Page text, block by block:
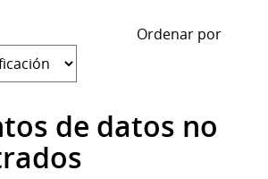
Ordenar por
de datos no